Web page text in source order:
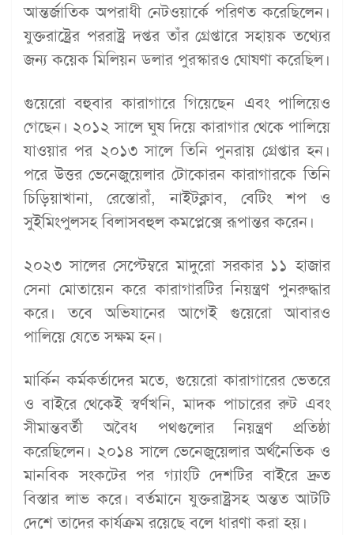
আন্তর্জাতিক অপরাধী নেটওয়ার্কে পরিণত করেছিলেন।
যুক্তরাষ্ট্রের পররাষ্ট্র দপ্তর তাঁর গ্রেপ্তারে সহায়ক তথ্যের
জন্য কয়েক মিলিয়ন ডলার পুরস্কারও ঘোষণা করেছিল।
গুয়েরো বহুবার কারাগারে গিয়েছেন এবং পালিয়েও
গেছেন। ২০১২ সালে ঘুষ দিয়ে কারাগার থেকে পালিয়ে
যাওয়ার পর ২০১৩ সালে তিনি পুনরায় গ্রেপ্তার হন।
পরে উত্তর ভেনেজুয়েলার টোকোরন কারাগারকে তিনি
চিড়িয়াখানা, রেস্তোরাঁ, নাইটক্লাব, বেটিং শপ ও
সুইমিংপুলসহ বিলাসবহুল কমপ্লেক্সে রূপান্তর করেন।
২০২৩ সালের সেপ্টেম্বরে মাদুরো সরকার ১১ হাজার
সেনা মোতায়েন করে কারাগারটির নিয়ন্ত্রণ পুনরুদ্ধার
করে। তবে অভিযানের আগেই গুয়েরো আবারও
পালিয়ে যেতে সক্ষম হন।
মার্কিন কর্মকর্তাদের মতে, গুয়েরো কারাগারের ভেতরে
ও বাইরে থেকেই স্বর্ণখনি, মাদক পাচারের রুট এবং
সীমান্তবর্তী অবৈধ পথগুলোর নিয়ন্ত্রণ প্রতিষ্ঠা
করেছিলেন। ২০১৪ সালে ভেনেজুয়েলার অর্থনৈতিক ও
মানবিক সংকটের পর গ্যাংটি দেশটির বাইরে দ্রুত
বিস্তার লাভ করে। বর্তমানে যুক্তরাষ্ট্রসহ অন্তত আটটি
দেশে তাদের কার্যক্রম রয়েছে বলে ধারণা করা হয়।